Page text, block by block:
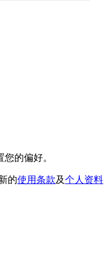
您的偏好。
的使用条款及个人资料